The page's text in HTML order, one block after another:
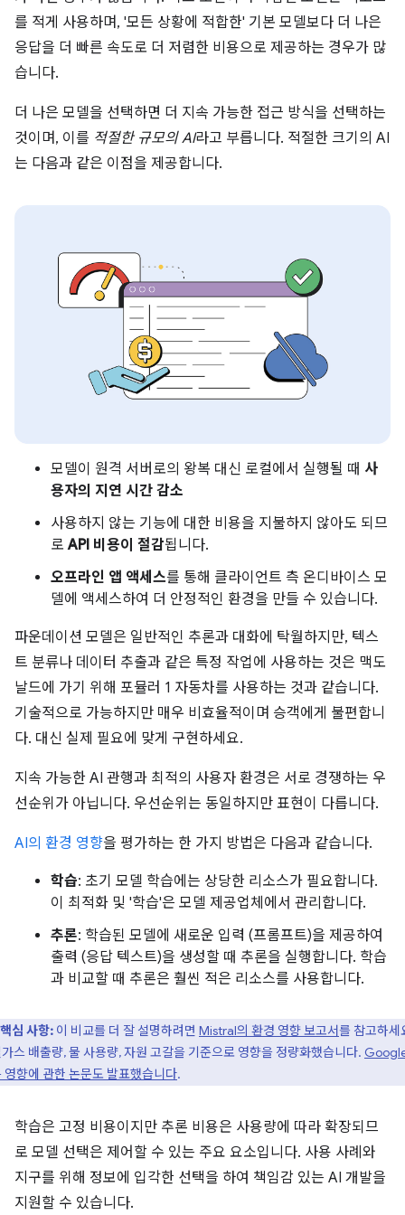
를 적게 사용하며, '모든 상황에 적합한' 기본 모델보다 더 나은
응답을 더 빠른 속도로 더 저렴한 비용으로 제공하는 경우가 많
습니다.
더 나은 모델을 선택하면 더 지속 가능한 접근 방식을 선택하는
것이며, 이를 적절한 규모의 AI라고 부릅니다. 적절한 크기의 AI
는 다음과 같은 이점을 제공합니다.
모델이 원격 서버로의 왕복 대신 로컬에서 실행될 때 사
용자의 지연 시간 감소
사용하지 않는 기능에 대한 비용을 지불하지 않아도 되므
로API 비용이 절감됩니다.
오프라인 앱 액세스를 통해 클라이언트 측 온디바이스 모
델에 액세스하여 더 안정적인 환경을 만들 수 있습니다.
파운데이션 모델은 일반적인 추론과 대화에 탁월하지만, 텍스
트 분류나 데이터 추출과 같은 특정 작업에 사용하는 것은 맥도
날드에 가기 위해 포뮬러 1 자동차를 사용하는 것과 같습니다.
기술적으로 가능하지만 매우 비효율적이며 승객에게 불편합니
다. 대신 실제 필요에 맞게 구현하세요.
지속 가능한 AI 관행과 최적의 사용자 환경은 서로 경쟁하는 우
선순위가 아닙니다. 우선순위는 동일하지만 표현이 다릅니다.
AI의 환경 영향을 평가하는 한 가지 방법은 다음과 같습니다.
학습: 초기 모델 학습에는 상당한 리소스가 필요합니다.
이 최적화 및 '학습'은 모델 제공업체에서 관리합니다.
추론: 학습된 모델에 새로운 입력 (프롬프트)을 제공하여
출력 (응답 텍스트)을 생성할 때 추론을 실행합니다. 학습
과 비교할 때 추론은 훨씬 적은 리소스를 사용합니다.
핵심 사항: 이 비교를 더 잘 설명하려면 Mistral의 환경 영향 보고서를 참고하세
스 배출량, 물 사용량, 자원 고갈을 기준으로 영향을 정량화했습니다.
영향에 관한 논문도 발표했습니다.
학습은 고정 비용이지만 추론 비용은 사용량에 따라 확장되므
로 모델 선택은 제어할 수 있는 주요 요소입니다. 사용 사례와
지구를 위해 정보에 입각한 선택을 하여 책임감 있는 AI 개발을
지원할 수 있습니다.